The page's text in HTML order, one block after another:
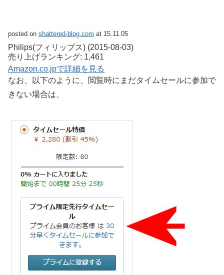
posted on shattered-blog.com at 15.11.05
Philips(フィリップス) (2015-08-03)
売り上げランキング: 1,461
Amazon.co.jpで詳細を見る
なお、以下のように、閲覧時にまだタイムセールに参加で
きない場合は、